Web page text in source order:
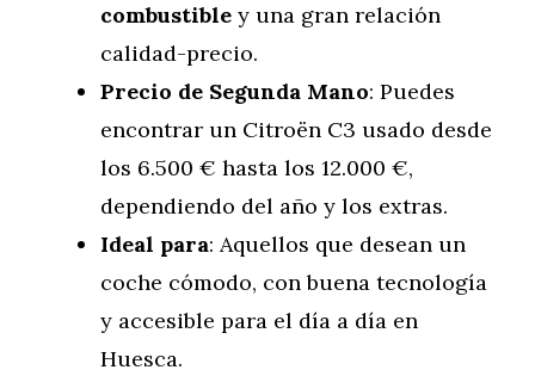
combustible y una gran relación
calidad-precio.
Precio de Segunda Mano: Puedes
encontrar un Citroën C3 usado desde
los 6.500 € hasta los 12.000 €,
dependiendo del año y los extras.
Ideal para: Aquellos que desean un
coche cómodo, con buena tecnología
y accesible para el día a día en
Huesca.